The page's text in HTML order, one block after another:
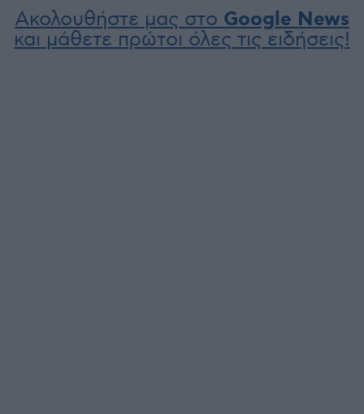
Ακολουθήστε μας στο Google News
και μάθετε πρώτοι όλες τις ειδήσεις!